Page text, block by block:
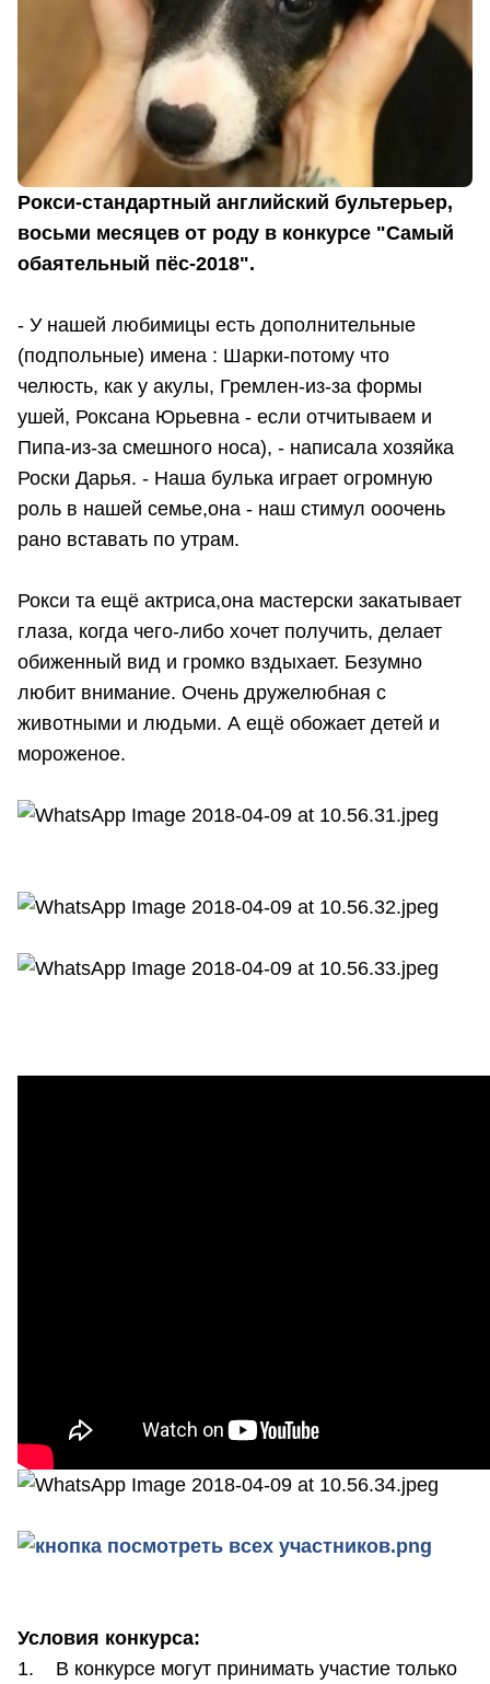
Рокси-стандартный английский бультерьер,
восьми месяцев от роду в конкурсе "Самый
обаятельный пёс-2018".
- У нашей любимицы есть дополнительные
(подпольные) имена : Шарки-потому что
челюсть, как у акулы, Гремлен-из-за формы
ушей, Роксана Юрьевна - если отчитываем и
Пипа-из-за смешного носа), - написала хозяйка
Роски Дарья. - Наша булька играет огромную
роль в нашей семье,она - наш стимул ооочень
рано вставать по утрам.
Рокси та ещё актриса,она мастерски закатывает
глаза, когда чего-либо хочет получить, делает
обиженный вид и громко вздыхает. Безумно
любит внимание. Очень дружелюбная с
животными и людьми. А ещё обожает детей и
мороженое.
Условия конкурса:
1. В конкурсе могут принимать участие только